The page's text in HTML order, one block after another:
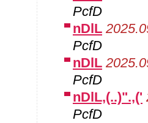
PcfD
nDlL
PcfD
nDlL
PcfD
nDlL,(..)".,('
PcfD